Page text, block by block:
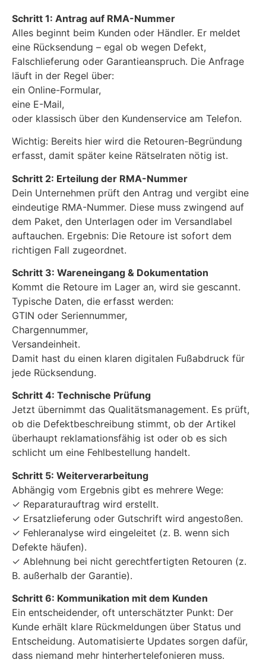
Schritt 1: Antrag auf RMA-Nummer
Alles beginnt beim Kunden oder Händler. Er meldet
eine Rücksendung – egal ob wegen Defekt,
Falschlieferung oder Garantieanspruch. Die Anfrage
läuft in der Regel über:
ein Online-Formular,
eine E-Mail,
oder klassisch über den Kundenservice am Telefon.
Wichtig: Bereits hier wird die Retouren-Begründung
erfasst, damit später keine Rätselraten nötig ist.
Schritt 2: Erteilung der RMA-Nummer
Dein Unternehmen prüft den Antrag und vergibt eine
eindeutige RMA-Nummer. Diese muss zwingend auf
dem Paket, den Unterlagen oder im Versandlabel
auftauchen. Ergebnis: Die Retoure ist sofort dem
richtigen Fall zugeordnet.
Schritt 3: Wareneingang & Dokumentation
Kommt die Retoure im Lager an, wird sie gescannt.
Typische Daten, die erfasst werden:
GTIN oder Seriennummer,
Chargennummer,
Versandeinheit.
Damit hast du einen klaren digitalen Fußabdruck für
jede Rücksendung.
Schritt 4: Technische Prüfung
Jetzt übernimmt das Qualitätsmanagement. Es prüft,
ob die Defektbeschreibung stimmt, ob der Artikel
überhaupt reklamationsfähig ist oder ob es sich
schlicht um eine Fehlbestellung handelt.
Schritt 5: Weiterverarbeitung
Abhängig vom Ergebnis gibt es mehrere Wege:
✓ Reparaturauftrag wird erstellt.
✓ Ersatzlieferung oder Gutschrift wird angestoßen.
✓ Fehleranalyse wird eingeleitet (z. B. wenn sich
Defekte häufen).
✓ Ablehnung bei nicht gerechtfertigten Retouren (z.
B. außerhalb der Garantie).
Schritt 6: Kommunikation mit dem Kunden
Ein entscheidender, oft unterschätzter Punkt: Der
Kunde erhält klare Rückmeldungen über Status und
Entscheidung. Automatisierte Updates sorgen dafür,
dass niemand mehr hinterhertelefonieren muss.